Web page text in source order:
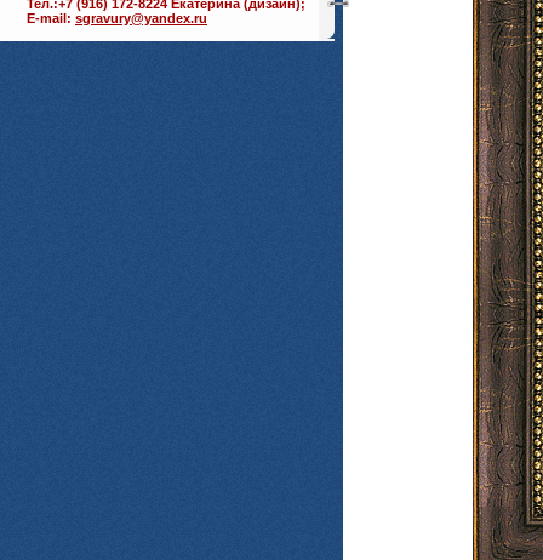
Тел.:+7 (916) 172-8224 Екатерина (дизайн);
E-mail: sgravury@yandex.ru